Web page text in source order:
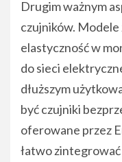
Drugim ważnym
czujników.
elastyczność w
do sieci
dłuższym
być czujniki
oferowane przez
łatwo